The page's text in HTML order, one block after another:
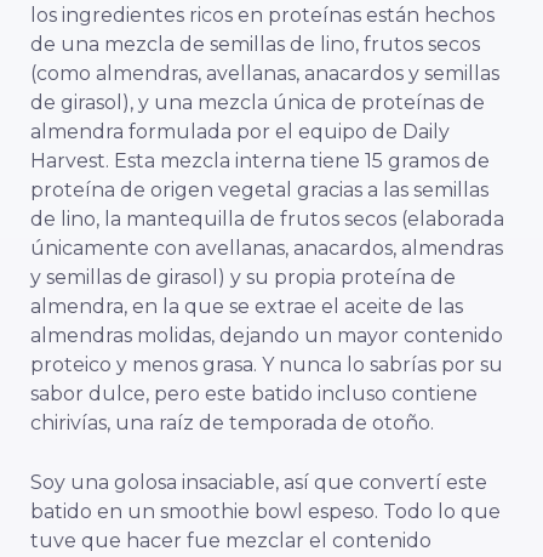
los ingredientes ricos en proteínas están hechos
de una mezcla de semillas de lino, frutos secos
(como almendras, avellanas, anacardos y semillas
de girasol), y una mezcla única de proteínas de
almendra formulada por el equipo de Daily
Harvest. Esta mezcla interna tiene 15 gramos de
proteína de origen vegetal gracias a las semillas
de lino, la mantequilla de frutos secos (elaborada
únicamente con avellanas, anacardos, almendras
y semillas de girasol) y su propia proteína de
almendra, en la que se extrae el aceite de las
almendras molidas, dejando un mayor contenido
proteico y menos grasa. Y nunca lo sabrías por su
sabor dulce, pero este batido incluso contiene
chirivías, una raíz de temporada de otoño.
Soy una golosa insaciable, así que convertí este
batido en un smoothie bowl espeso. Todo lo que
tuve que hacer fue mezclar el contenido